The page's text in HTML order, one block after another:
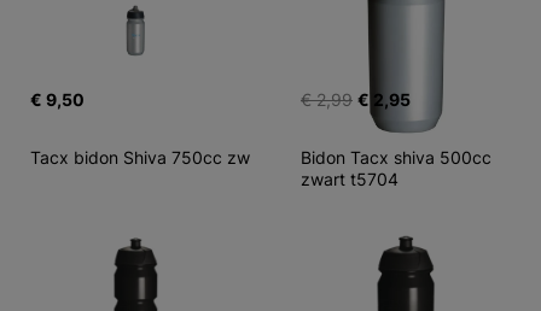
€ 9,50 € 2,99 € 2,95
Tacx bidon Shiva 750cc zw
Bidon Tacx shiva 500cc
zwart t5704